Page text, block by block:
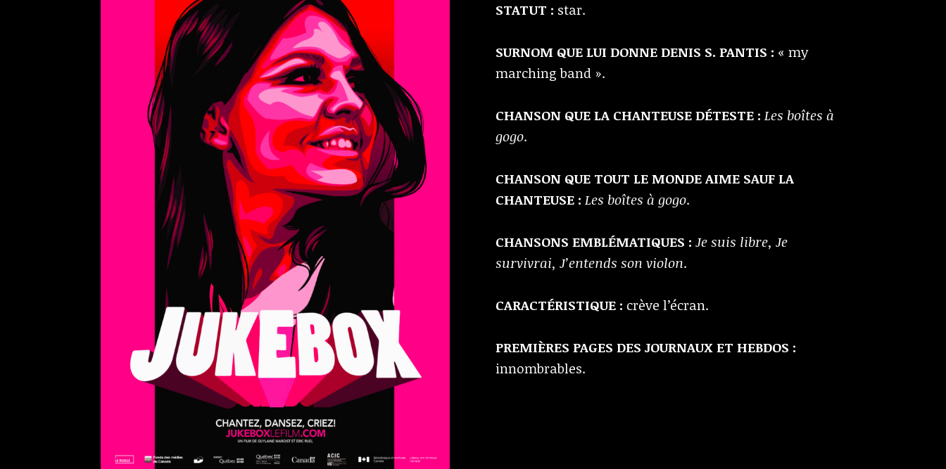
STATUT : star.
SURNOM QUE LUI DONNE DENIS S. PANTIS : « my
marching band ».
CHANSON QUE LA CHANTEUSE DÉTESTE : Les boîtes à
gogo.
CHANSON QUE TOUT LE MONDE AIME SAUF LA
CHANTEUSE : Les boîtes à gogo.
CHANSONS EMBLÉMATIQUES : Je suis libre, Je
survivrai, J’entends son violon.
CARACTÉRISTIQUE : crève l’écran.
PREMIÈRES PAGES DES JOURNAUX ET HEBDOS :
innombrables.